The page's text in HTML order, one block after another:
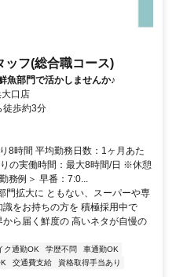
ッフ(総合職コース)
魚部門で活かしませんか♪
口店
徒歩約3分
8時間 平均勤務日数：1ヶ月あた
の実働時間：最大8時間/日 ※休憩
務例＞ 早番：7:0...
門拡大に ともない、スーパーや専
をお持ちの方を 積極採用中で
ら届く鮮度の 高いネタが自慢の
ク通勤OK 学歴不問
車通勤OK
交通費支給
資格取得手当あり